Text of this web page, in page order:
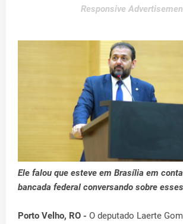
Responsive
Ele falou que esteve em Brasília em
bancada federal conversando sobre
Porto Velho, RO - O deputado Laerte